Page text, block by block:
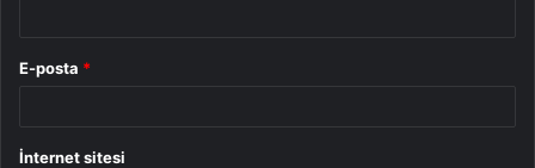
E-posta *
İnternet sitesi